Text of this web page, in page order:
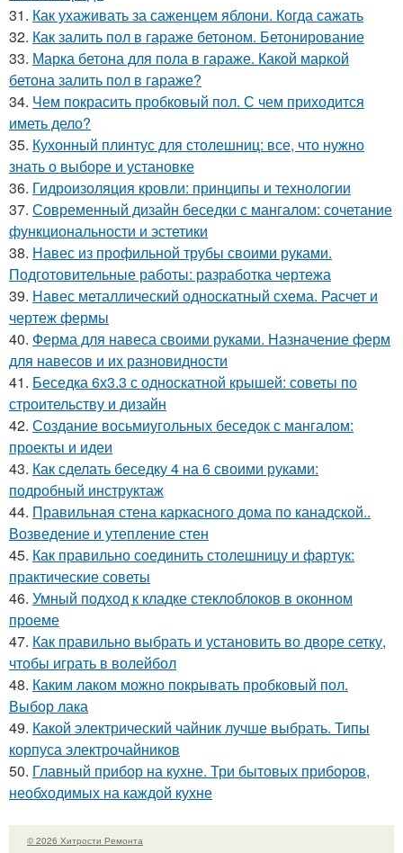
31. Как ухаживать за саженцем яблони. Когда сажать
32. Как залить пол в гараже бетоном. Бетонирование
33. Марка бетона для пола в гараже. Какой маркой
бетона залить пол в гараже?
34. Чем покрасить пробковый пол. С чем приходится
иметь дело?
35. Кухонный плинтус для столешниц: все, что нужно
знать о выборе и установке
36. Гидроизоляция кровли: принципы и технологии
37. Современный дизайн беседки с мангалом: сочетание
функциональности и эстетики
38. Навес из профильной трубы своими руками.
Подготовительные работы: разработка чертежа
39. Навес металлический односкатный схема. Расчет и
чертеж фермы
40. Ферма для навеса своими руками. Назначение ферм
для навесов и их разновидности
41. Беседка 6х3.3 с односкатной крышей: советы по
строительству и дизайн
42. Создание восьмиугольных беседок с мангалом:
проекты и идеи
43. Как сделать беседку 4 на 6 своими руками:
подробный инструктаж
44. Правильная стена каркасного дома по канадской..
Возведение и утепление стен
45. Как правильно соединить столешницу и фартук:
практические советы
46. Умный подход к кладке стеклоблоков в оконном
проеме
47. Как правильно выбрать и установить во дворе сетку,
чтобы играть в волейбол
48. Каким лаком можно покрывать пробковый пол.
Выбор лака
49. Какой электрический чайник лучше выбрать. Типы
корпуса электрочайников
50. Главный прибор на кухне. Три бытовых приборов,
необходимых на каждой кухне
© 2026 Хитрости Ремонта